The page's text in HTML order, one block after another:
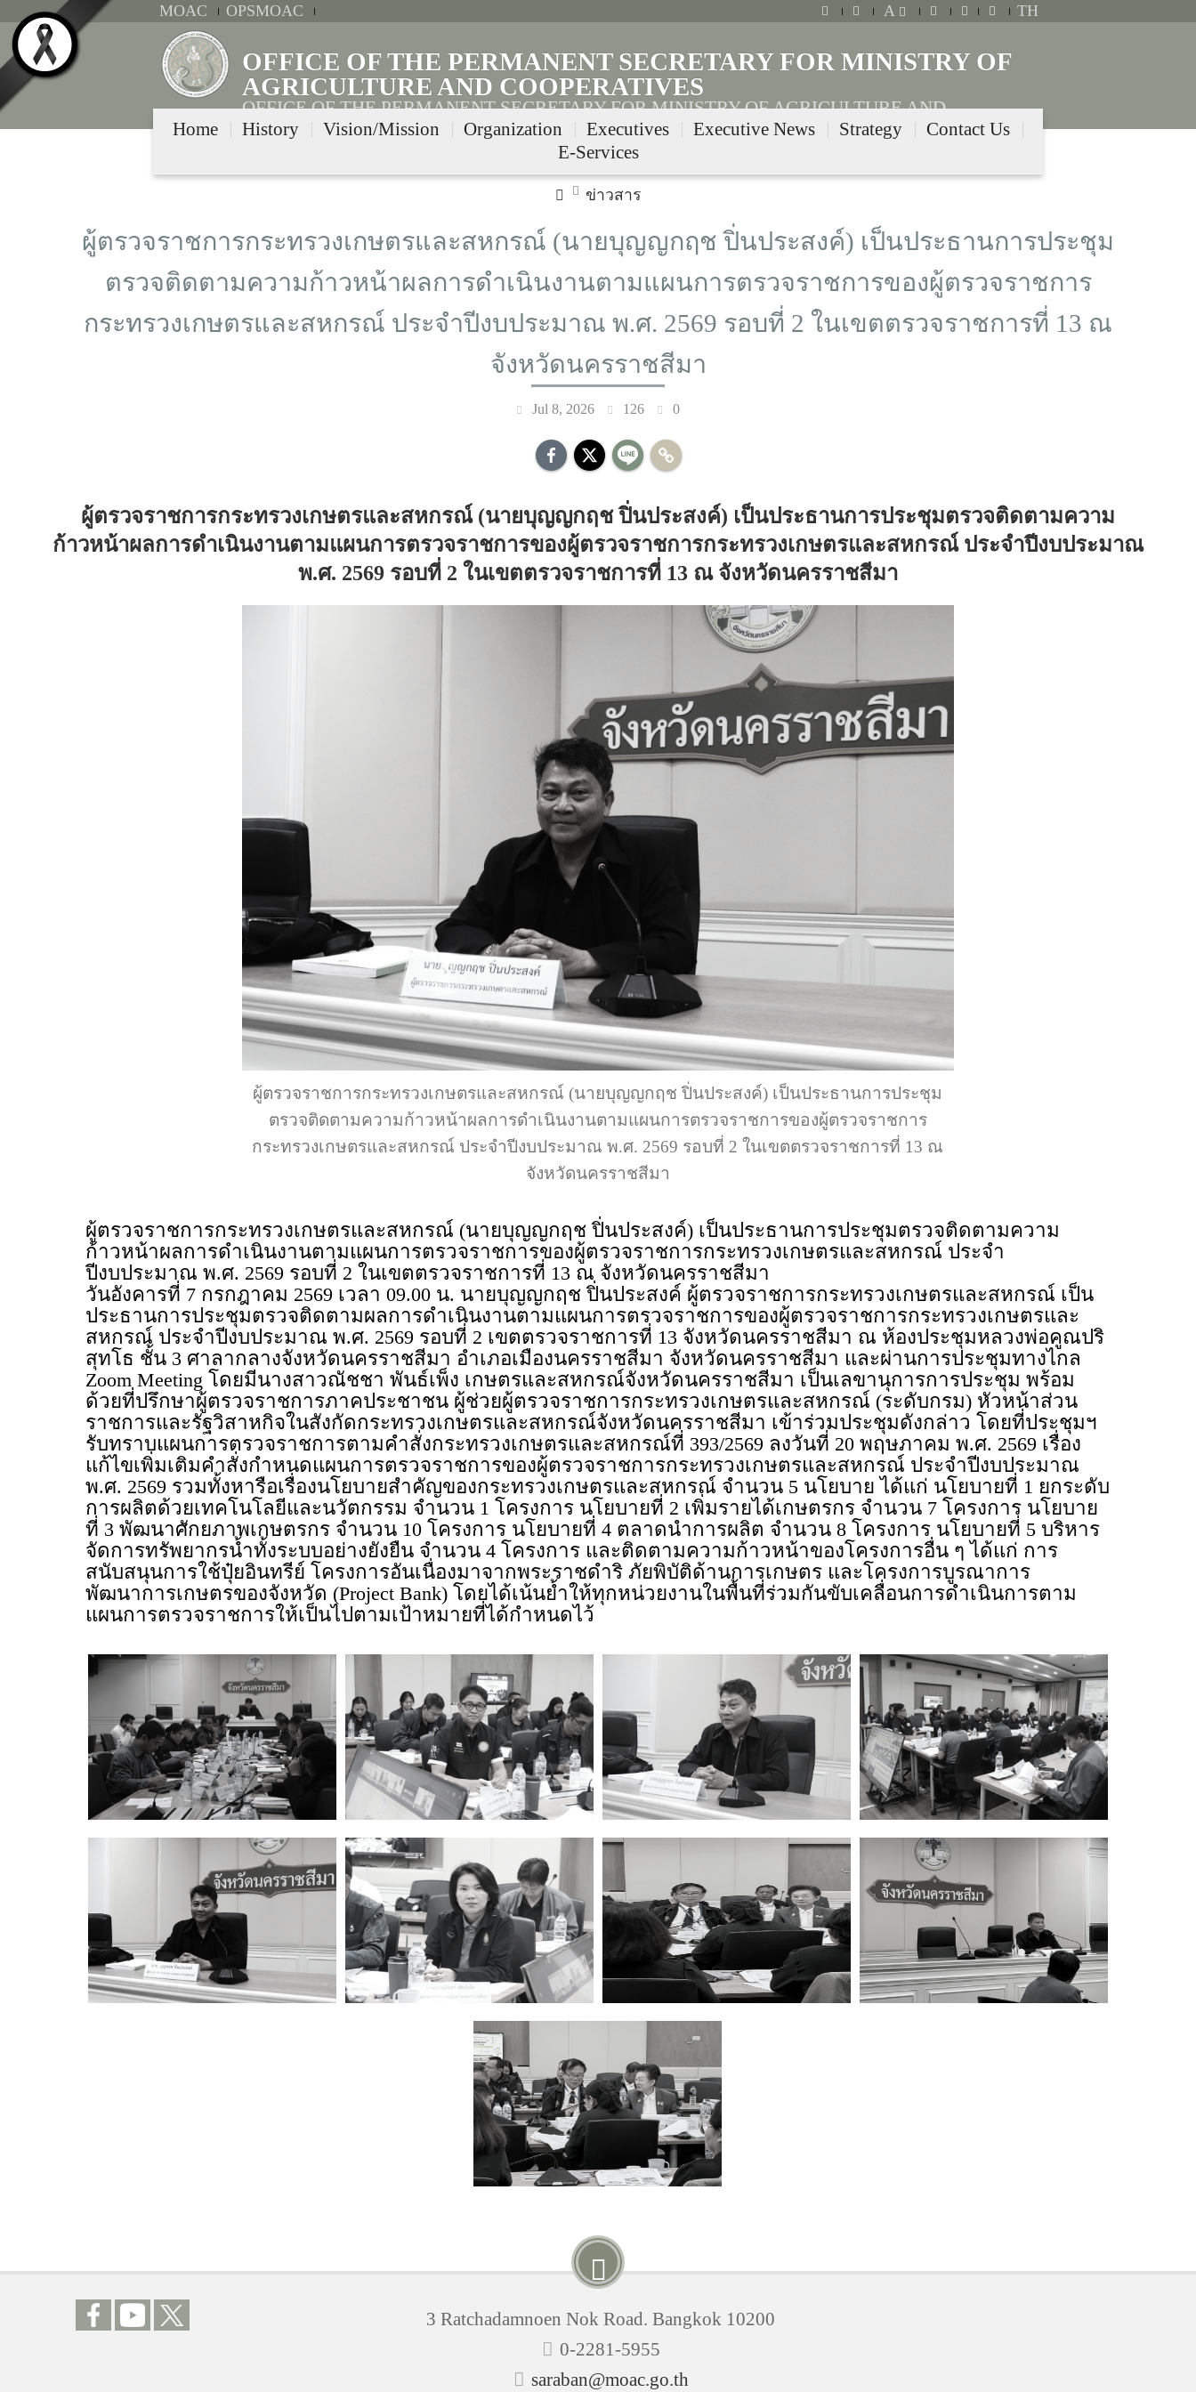
MOAC OPSMOAC A TH
OFFICE OF THE PERMANENT SECRETARY FOR MINISTRY OF
AGRICULTURE AND COOPERATIVES
OFFICE OF THE PERMANENT SECRETARY FOR MINISTRY OF AGRICULTURE AND
COOPERATIVES
Home History Vision/Mission Organization Executives Executive News Strategy
Contact Us
E-Services
ข่าวสาร
ผู้ตรวจราชการกระทรวงเกษตรและสหกรณ์ (นายบุญญกฤช ปิ่นประสงค์) เป็นประธานการประชุม
ตรวจติดตามความก้าวหน้าผลการดำเนินงานตามแผนการตรวจราชการของผู้ตรวจราชการ
กระทรวงเกษตรและสหกรณ์ ประจำปีงบประมาณ พ.ศ. 2569 รอบที่ 2 ในเขตตรวจราชการที่ 13 ณ
จังหวัดนครราชสีมา
Jul 8, 2026 126 0
ผู้ตรวจราชการกระทรวงเกษตรและสหกรณ์ (นายบุญญกฤช ปิ่นประสงค์) เป็นประธานการประชุมตรวจติดตามความ
ก้าวหน้าผลการดำเนินงานตามแผนการตรวจราชการของผู้ตรวจราชการกระทรวงเกษตรและสหกรณ์ ประจำปีงบประมาณ
พ.ศ. 2569 รอบที่ 2 ในเขตตรวจราชการที่ 13 ณ จังหวัดนครราชสีมา
ผู้ตรวจราชการกระทรวงเกษตรและสหกรณ์ (นายบุญญกฤช ปิ่นประสงค์) เป็นประธานการประชุม
ตรวจติดตามความก้าวหน้าผลการดำเนินงานตามแผนการตรวจราชการของผู้ตรวจราชการ
กระทรวงเกษตรและสหกรณ์ ประจำปีงบประมาณ พ.ศ. 2569 รอบที่ 2 ในเขตตรวจราชการที่ 13 ณ
จังหวัดนครราชสีมา
ผู้ตรวจราชการกระทรวงเกษตรและสหกรณ์ (นายบุญญกฤช ปิ่นประสงค์) เป็นประธานการประชุมตรวจติดตามความ
ก้าวหน้าผลการดำเนินงานตามแผนการตรวจราชการของผู้ตรวจราชการกระทรวงเกษตรและสหกรณ์ ประจำ
ปีงบประมาณ พ.ศ. 2569 รอบที่ 2 ในเขตตรวจราชการที่ 13 ณ จังหวัดนครราชสีมา
วันอังคารที่ 7 กรกฎาคม 2569 เวลา 09.00 น. นายบุญญกฤช ปิ่นประสงค์ ผู้ตรวจราชการกระทรวงเกษตรและสหกรณ์ เป็น
ประธานการประชุมตรวจติดตามผลการดำเนินงานตามแผนการตรวจราชการของผู้ตรวจราชการกระทรวงเกษตรและ
สหกรณ์ ประจำปีงบประมาณ พ.ศ. 2569 รอบที่ 2 เขตตรวจราชการที่ 13 จังหวัดนครราชสีมา ณ ห้องประชุมหลวงพ่อคูณปริ
สุทโธ ชั้น 3 ศาลากลางจังหวัดนครราชสีมา อำเภอเมืองนครราชสีมา จังหวัดนครราชสีมา และผ่านการประชุมทางไกล
Zoom Meeting โดยมีนางสาวณัชชา พันธ์เพ็ง เกษตรและสหกรณ์จังหวัดนครราชสีมา เป็นเลขานุการการประชุม พร้อม
ด้วยที่ปรึกษาผู้ตรวจราชการภาคประชาชน ผู้ช่วยผู้ตรวจราชการกระทรวงเกษตรและสหกรณ์ (ระดับกรม) หัวหน้าส่วน
ราชการและรัฐวิสาหกิจในสังกัดกระทรวงเกษตรและสหกรณ์จังหวัดนครราชสีมา เข้าร่วมประชุมดังกล่าว โดยที่ประชุมฯ
รับทราบแผนการตรวจราชการตามคำสั่งกระทรวงเกษตรและสหกรณ์ที่ 393/2569 ลงวันที่ 20 พฤษภาคม พ.ศ. 2569 เรื่อง
แก้ไขเพิ่มเติมคำสั่งกำหนดแผนการตรวจราชการของผู้ตรวจราชการกระทรวงเกษตรและสหกรณ์ ประจำปีงบประมาณ
พ.ศ. 2569 รวมทั้งหารือเรื่องนโยบายสำคัญของกระทรวงเกษตรและสหกรณ์ จำนวน 5 นโยบาย ได้แก่ นโยบายที่ 1 ยกระดับ
การผลิตด้วยเทคโนโลยีและนวัตกรรม จำนวน 1 โครงการ นโยบายที่ 2 เพิ่มรายได้เกษตรกร จำนวน 7 โครงการ นโยบาย
ที่ 3 พัฒนาศักยภาพเกษตรกร จำนวน 10 โครงการ นโยบายที่ 4 ตลาดนำการผลิต จำนวน 8 โครงการ นโยบายที่ 5 บริหาร
จัดการทรัพยากรน้ำทั้งระบบอย่างยังยืน จำนวน 4 โครงการ และติดตามความก้าวหน้าของโครงการอื่น ๆ ได้แก่ การ
สนับสนุนการใช้ปุ๋ยอินทรีย์ โครงการอันเนื่องมาจากพระราชดำริ ภัยพิบัติด้านการเกษตร และโครงการบูรณาการ
พัฒนาการเกษตรของจังหวัด (Project Bank) โดยได้เน้นย้ำให้ทุกหน่วยงานในพื้นที่ร่วมกันขับเคลื่อนการดำเนินการตาม
แผนการตรวจราชการให้เป็นไปตามเป้าหมายที่ได้กำหนดไว้
3 Ratchadamnoen Nok Road. Bangkok 10200
0-2281-5955
saraban@moac.go.th